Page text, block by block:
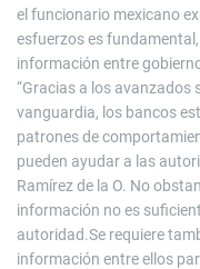
el funcionario mexicano
esfuerzos es
información entre
“Gracias a los avanzados
vanguardia, los bancos
patrones de
pueden ayudar a las
Ramírez de la O. No
información no es
autoridad.Se requiere
información entre ellos